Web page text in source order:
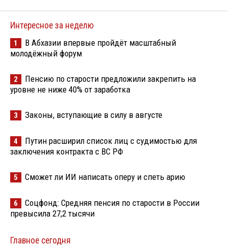
Интересное за неделю
1
В Абхазии впервые пройдёт масштабный
молодёжный форум
2
Пенсию по старости предложили закрепить на
уровне не ниже 40% от заработка
3 Законы, вступающие в силу в августе
4
Путин расширил список лиц с судимостью для
заключения контракта с ВС РФ
5 Сможет ли ИИ написать оперу и спеть арию
6
Соцфонд: Средняя пенсия по старости в России
превысила 27,2 тысячи
Главное сегодня